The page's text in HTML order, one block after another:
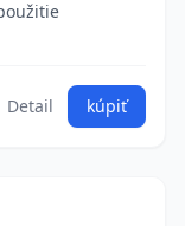
Detail kúpiť